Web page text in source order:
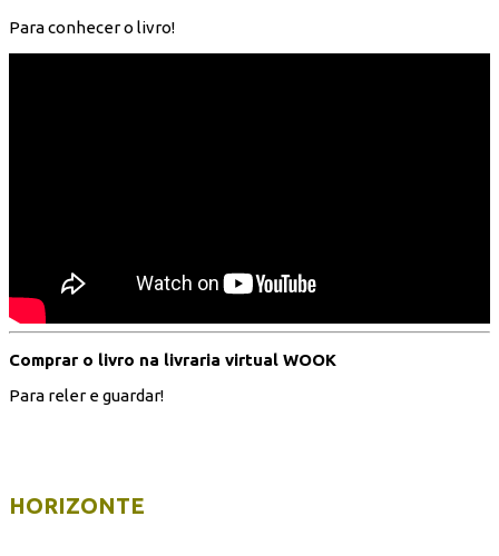
Para conhecer o livro!
Comprar o livro na livraria virtual WOOK
Para reler e guardar!
HORIZONTE